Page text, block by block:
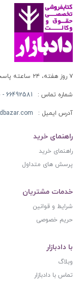
۷ روز هفته، ۲۴ ساعته پاسخگوی شما هستیم
شماره تماس : 66492581 - 66413280 (021)
آدرس ایمیل :
راهنمای خرید
راهنمای خرید
پرسش های متداول
خدمات مشتریان
شرایط و قوانین
حریم خصوصی
با دادبازار
وبلاگ
تماس با دادبازار